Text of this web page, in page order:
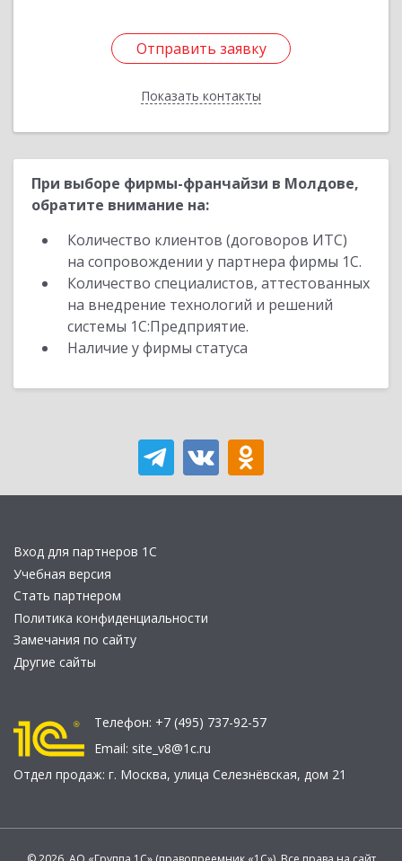
Отправить заявку
Показать контакты
Отправить заявку
Назад
При выборе фирмы-франчайзи в Молдове,
обратите внимание на:
Количество клиентов (договоров ИТС)
на сопровождении у партнера фирмы 1С.
Количество специалистов, аттестованных
на внедрение технологий и решений
системы 1С:Предприятие.
Наличие у фирмы статуса
Вход для партнеров 1С
Учебная версия
Стать партнером
Политика конфиденциальности
Замечания по сайту
Другие сайты
Телефон: +7 (495) 737-92-57
Email: site_v8@1c.ru
Отдел продаж: г. Москва, улица Селезнёвская, дом 21